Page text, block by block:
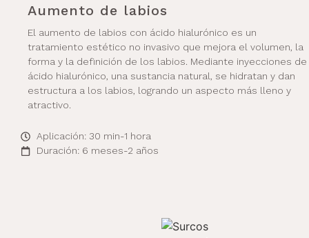
Aumento de labios
El aumento de labios con ácido hialurónico es un
tratamiento estético no invasivo que mejora el volumen, la
forma y la definición de los labios. Mediante inyecciones de
ácido hialurónico, una sustancia natural, se hidratan y dan
estructura a los labios, logrando un aspecto más lleno y
atractivo.
Aplicación: 30 min-1 hora
Duración: 6 meses-2 años